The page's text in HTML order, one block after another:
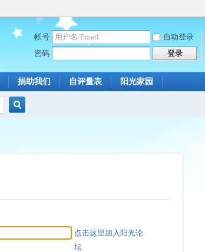
帐号 自动登录
密码
登录
捐助我们 自评量表 阳光家园
点击这里加入阳光论
坛